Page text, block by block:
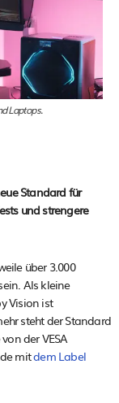
Laptops.
Standard für
und strengere
über 3.000
Als kleine
Vision ist
steht der Standard
der VESA
mitdem Label